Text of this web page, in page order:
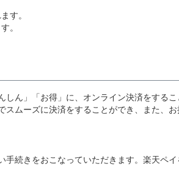
す。
。
ん」「お得」に、オンライン決済をするこ
ムーズに決済をすることができ、また、
続きをおこなっていただきます。楽天ペイ